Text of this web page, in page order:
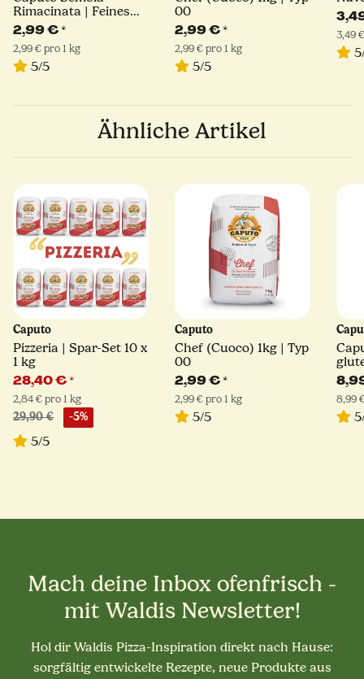
Rimacinata | Feines
Hartweizengrieß | 1kg
2,99 €*
2,99 € pro 1 kg
5/5
00
2,99 €*
2,99 € pro 1 kg
5/5
3,49
Ähnliche Artikel
Caputo
Pizzeria | Spar-Set 10 x
1 kg
28,40 €*
2,84 € pro 1 kg
29,90 € -5%
5/5
Caputo
Chef (Cuoco) 1kg | Typ
00
2,99 €*
2,99 € pro 1 kg
5/5
kg
8,99
Mach deine Inbox ofenfrisch -
mit Waldis Newsletter!
Hol dir Waldis Pizza-Inspiration direkt nach Hause:
sorgfältig entwickelte Rezepte, neue Produkte aus